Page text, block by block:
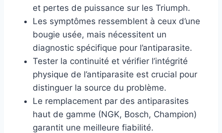
et pertes de puissance sur les Triumph.
Les symptômes ressemblent à ceux d’une
bougie usée, mais nécessitent un
diagnostic spécifique pour l’antiparasite.
Tester la continuité et vérifier l’intégrité
physique de l’antiparasite est crucial pour
distinguer la source du problème.
Le remplacement par des antiparasites
haut de gamme (NGK, Bosch, Champion)
garantit une meilleure fiabilité.